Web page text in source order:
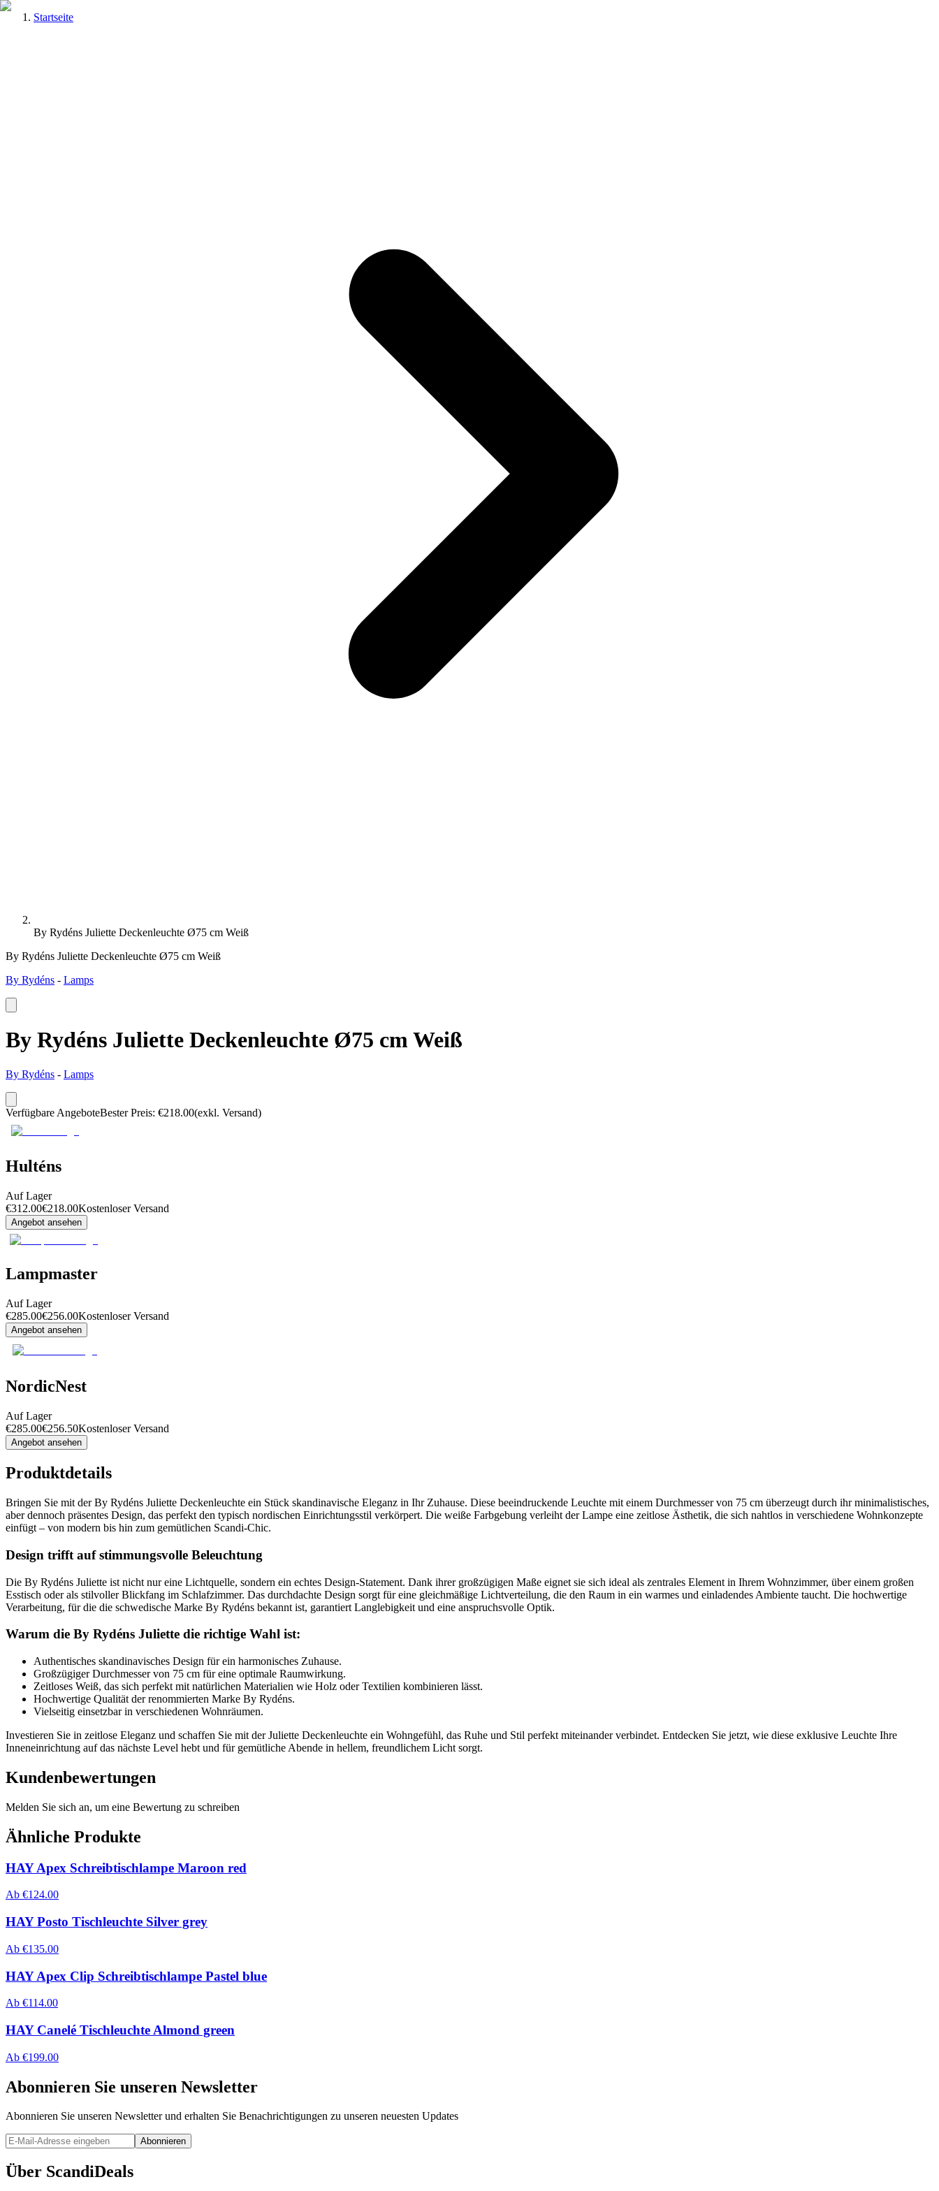
Startseite
By Rydéns Juliette Deckenleuchte Ø75 cm Weiß
By Rydéns Juliette Deckenleuchte Ø75 cm Weiß
By Rydéns - Lamps
By Rydéns Juliette Deckenleuchte Ø75 cm Weiß
By Rydéns - Lamps
Verfügbare AngeboteBester Preis: €218.00(exkl. Versand)
Hulténs
Auf Lager
€312.00€218.00Kostenloser Versand
Angebot ansehen
Lampmaster
Auf Lager
€285.00€256.00Kostenloser Versand
Angebot ansehen
NordicNest
Auf Lager
€285.00€256.50Kostenloser Versand
Angebot ansehen
Produktdetails
Bringen Sie mit der By Rydéns Juliette Deckenleuchte ein Stück skandinavische Eleganz in Ihr Zuhause. Diese beeindruckende Leuchte mit einem Durchmesser von 75 cm überzeugt durch ihr minimalistisches,
aber dennoch präsentes Design, das perfekt den typisch nordischen Einrichtungsstil verkörpert. Die weiße Farbgebung verleiht der Lampe eine zeitlose Ästhetik, die sich nahtlos in verschiedene Wohnkonzepte
einfügt – von modern bis hin zum gemütlichen Scandi-Chic.
Design trifft auf stimmungsvolle Beleuchtung
Die By Rydéns Juliette ist nicht nur eine Lichtquelle, sondern ein echtes Design-Statement. Dank ihrer großzügigen Maße eignet sie sich ideal als zentrales Element in Ihrem Wohnzimmer, über einem großen
Esstisch oder als stilvoller Blickfang im Schlafzimmer. Das durchdachte Design sorgt für eine gleichmäßige Lichtverteilung, die den Raum in ein warmes und einladendes Ambiente taucht. Die hochwertige
Verarbeitung, für die die schwedische Marke By Rydéns bekannt ist, garantiert Langlebigkeit und eine anspruchsvolle Optik.
Warum die By Rydéns Juliette die richtige Wahl ist:
Authentisches skandinavisches Design für ein harmonisches Zuhause.
Großzügiger Durchmesser von 75 cm für eine optimale Raumwirkung.
Zeitloses Weiß, das sich perfekt mit natürlichen Materialien wie Holz oder Textilien kombinieren lässt.
Hochwertige Qualität der renommierten Marke By Rydéns.
Vielseitig einsetzbar in verschiedenen Wohnräumen.
Investieren Sie in zeitlose Eleganz und schaffen Sie mit der Juliette Deckenleuchte ein Wohngefühl, das Ruhe und Stil perfekt miteinander verbindet. Entdecken Sie jetzt, wie diese exklusive Leuchte Ihre
Inneneinrichtung auf das nächste Level hebt und für gemütliche Abende in hellem, freundlichem Licht sorgt.
Kundenbewertungen
Melden Sie sich an, um eine Bewertung zu schreiben
Ähnliche Produkte
HAY Apex Schreibtischlampe Maroon red
Ab €124.00
HAY Posto Tischleuchte Silver grey
Ab €135.00
HAY Apex Clip Schreibtischlampe Pastel blue
Ab €114.00
HAY Canelé Tischleuchte Almond green
Ab €199.00
Abonnieren Sie unseren Newsletter
Abonnieren Sie unseren Newsletter und erhalten Sie Benachrichtigungen zu unseren neuesten Updates
Abonnieren
Über ScandiDeals